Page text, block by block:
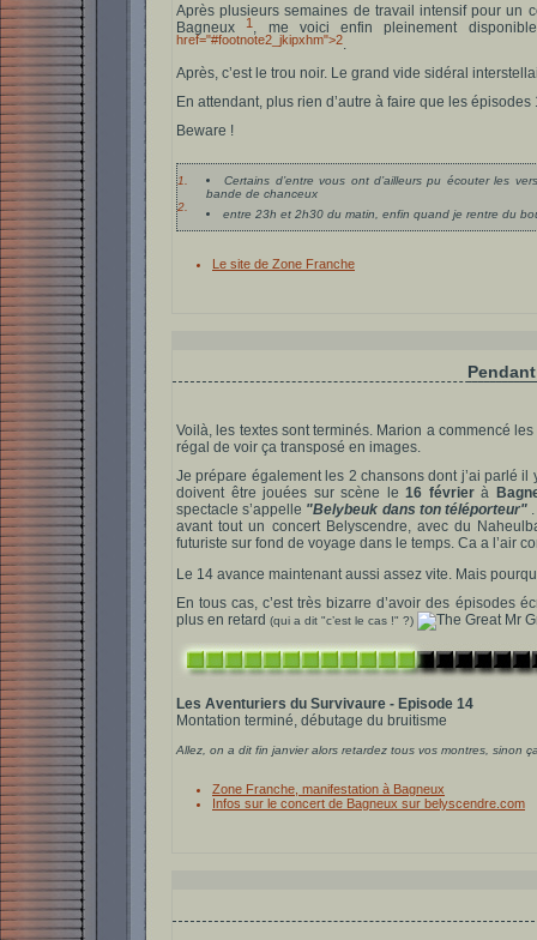
Après plusieurs semaines de travail intensif pour un
Bagneux
1 , me voici enfin pleinement
href="#footnote2_jkipxhm">2
Après, c’est le trou noir. Le grand vide sidéral
En attendant, plus rien d’autre à faire que les
Beware !
1.
Certains d’entre vous ont d’ailleurs pu écouter les
bande de chanceux
2.
entre 23h et 2h30 du matin, enfin quand je rentre du
Le site de Zone Franche
Voilà, les textes sont terminés. Marion a commencé
régal de voir ça transposé en images.
Je prépare également les 2 chansons dont j’ai parlé
doivent être jouées sur scène le16 févrierà
spectacle s’appelle "Belybeuk dans ton téléporteur"
avant tout un concert Belyscendre, avec du
futuriste sur fond de voyage dans le temps. Ca a l’air
Le 14 avance maintenant aussi assez vite. Mais
En tous cas, c’est très bizarre d’avoir des épisodes
plus en retard (qui a dit "c’est le cas !" ?)
Les Aventuriers du Survivaure - Episode 14
Montation terminé, débutage du bruitisme
Allez, on a dit fin janvier alors retardez tous vos montres, sinon
Zone Franche, manifestation à Bagneux
Infos sur le concert de Bagneux sur belyscendre.com